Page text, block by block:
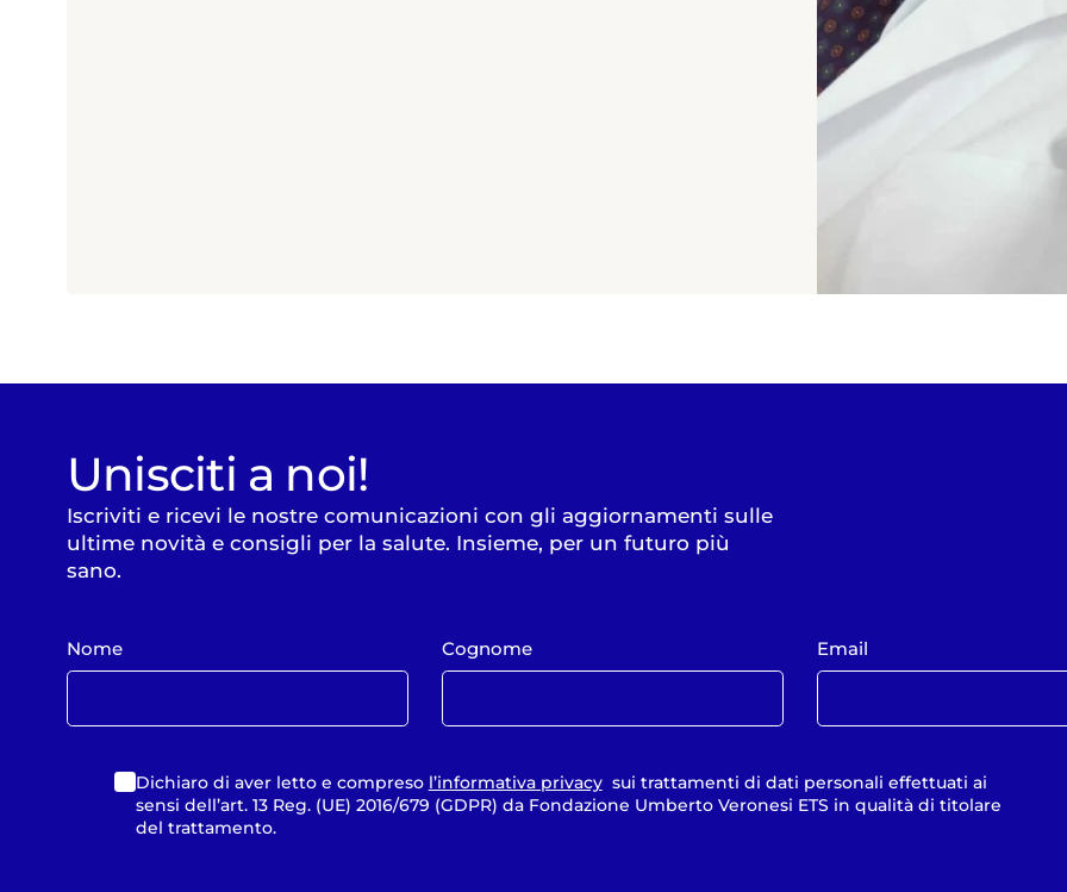
Unisciti a noi!
Iscriviti e ricevi le nostre comunicazioni con gli aggiornamenti sulle
ultime novità e consigli per la salute. Insieme, per un futuro più
sano.
Nome Cognome Email
Dichiaro di aver letto e compreso l’informativa privacysui trattamenti di dati personali effettuati ai
sensi dell’art. 13 Reg. (UE) 2016/679 (GDPR) da Fondazione Umberto Veronesi ETS in qualità di titolare
del trattamento.